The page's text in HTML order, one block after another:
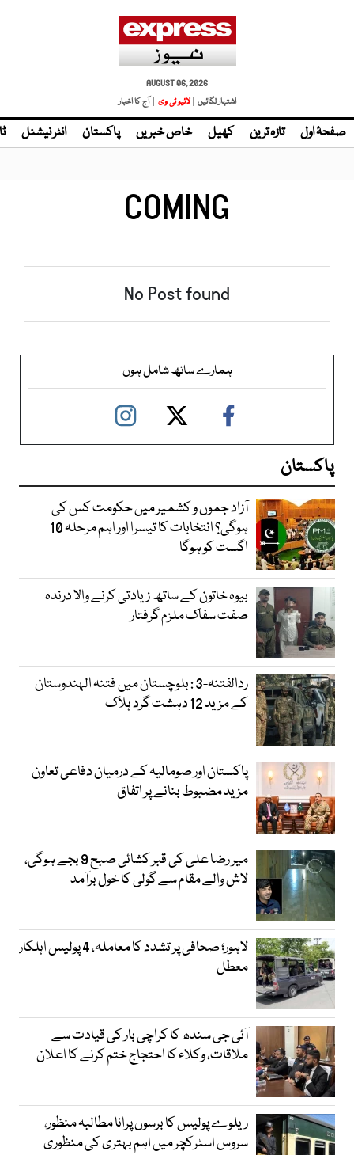
AUGUST 06, 2026
اشتہار لگائیں | لائیو ٹی وی | آج کا اخبار
صفحۂ اول تازہ ترین کھیل خاص خبریں پاکستان انٹر نیشنل
COMING
No Post found
ہمارے ساتھ شامل ہوں
پاکستان
آزاد جموں و کشمیر میں حکومت کس کی
ہوگی؟ انتخابات کا تیسرا اور اہم مرحلہ 10
اگست کو ہوگا
بیوہ خاتون کے ساتھ زیادتی کرنے والا درندہ
صفت سفاک ملزم گرفتار
ردالفتنہ-3 : بلوچستان میں فتنہ الہندوستان
کے مزید 12 دہشت گرد ہلاک
پاکستان اور صومالیہ کے درمیان دفاعی تعاون
مزید مضبوط بنانے پر اتفاق
میر رضا علی کی قبر کشائی صبح 9 بجے ہوگی،
لاش والے مقام سے گولی کا خول برآمد
لاہور؛ صحافی پر تشدد کا معاملہ، 4 پولیس اہلکار
معطل
آئی جی سندھ کا کراچی بار کی قیادت سے
ملاقات، وکلاء کا احتجاج ختم کرنے کا اعلان
ریلوے پولیس کا برسوں پرانا مطالبہ منظور،
سروس اسٹرکچر میں اہم بہتری کی منظوری